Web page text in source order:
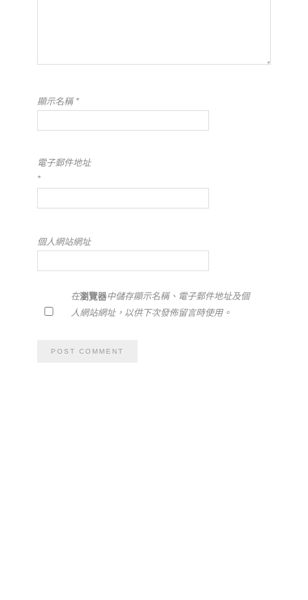
顯示名稱 *
電子郵件地址
*
個人網站網址
在瀏覽器中儲存顯示名稱、電子郵件地址及個
人網站網址，以供下次發佈留言時使用。